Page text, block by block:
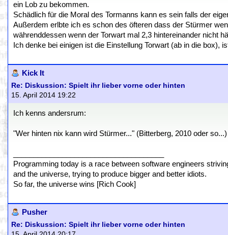
ein Lob zu bekommen.
Schädlich für die Moral des Tormanns kann es sein falls der
Außerdem erlbte ich es schon des öfteren dass der Stürmer
währenddessen wenn der Torwart mal 2,3 hintereinander nicht
Ich denke bei einigen ist die Einstellung Torwart (ab in die box),
Kick It
Re: Diskussion: Spielt ihr lieber vorne oder hinten
15. April 2014 19:22
Ich kenns andersrum:
"Wer hinten nix kann wird Stürmer..." (Bitterberg, 2010 oder so...)
Programming today is a race between software engineers
and the universe, trying to produce bigger and better idiots.
So far, the universe wins [Rich Cook]
Pusher
Re: Diskussion: Spielt ihr lieber vorne oder hinten